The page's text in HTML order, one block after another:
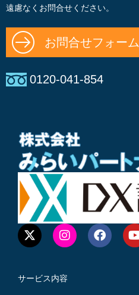
遠慮なくお問合せください。
お問合せフォーム
0120-041-854
サービス内容